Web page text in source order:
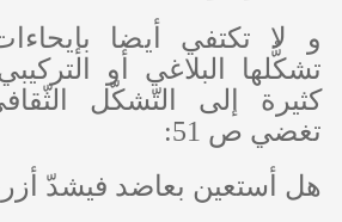
و لا تكتفي أيضا
تشكُّلها البلاغي أو
كثيرة إلى التّشكّل
تغضي ص 51:
هل أستعين بعاضد فيشدّ